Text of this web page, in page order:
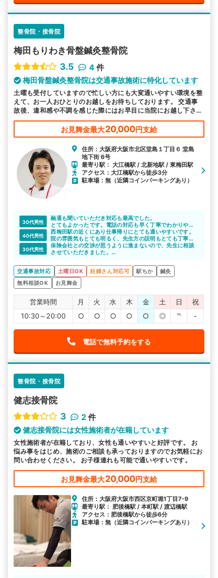
整骨院・接骨院
梅田もりわき骨盤鍼灸整骨院
3.5
4 件
梅田骨盤鍼灸整骨院は交通事故施術に特化しています
土曜も受付していますので忙しい方にも大変通いやすい環境を整
えて、お一人おひとりのお越しをお待ちしております。 交通事
故後、違和感や不調を感じた際にはお早目に当院にお越し下さ
い。交通事故に特化した施術で対応します。
お見舞金最大20,000円支給
住所：大阪府大阪市北区堂島１丁目６ 堂島
地下街 6号
最寄り駅： 大江橋駅 / 北新地駅 / 東梅田駅
アクセス：大江橋駅から徒歩3分
駐車場：無（近隣コインパーキングあり）
30代男性
融通も聞いていただき対応も最高でした。
とてもよかったです。電話の対応も早く丁寧でわかりやす
くて、相談がしやすい感じです。困っていたので助かりま
した。
他の人にもたくさん紹介したいと思います。初めてだった
ので不安でしたが治って良かったです。
40代男性
西梅田駅の近くにあり仕事帰りにとても通いやすいです。
院の雰囲気もとても明るく、先生方の説明もとても丁寧で
一人一人を大切にしているのが伝わってきます。本当に感
謝です。
30代男性
保険会社との交渉が思うように進まないので、先生に相談
させていただきました。
アドバイス通りに交渉してみようと思います。
交通事故対応 土曜日OK 妊婦さん対応可 駅ちか
鍼灸
無料相談OK
お見舞金
営業時間 月 火 水 木 金 土 日
祝
10:30～20:00
○ ○ ○ ○ ○ ◎ ℡ -
電話で無料予約をする
整骨院・接骨院
健志接骨院
3
2 件
健志接骨院には女性施術者が在籍しています
女性施術者が在籍しており、女性も通いやすいと好評です。 お
悩み事をはじめ、施術のご相談も承っておりますのでお気軽にお
問い合わせください。 お子様連れも可能で通いやすいです。
お見舞金最大20,000円支給
住所：大阪府大阪市西区京町堀1丁目7-9
最寄り駅： 肥後橋駅 / 本町駅 / 渡辺橋駅
アクセス：肥後橋駅から徒歩6分
駐車場：無（近隣コインパーキングあり）